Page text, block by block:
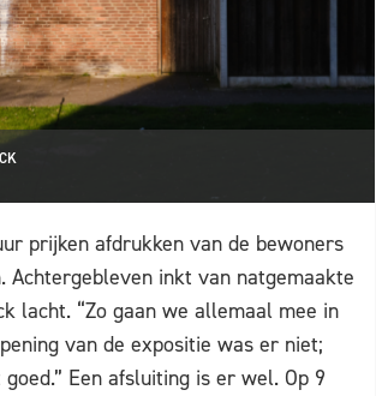
prijken afdrukken van de bewoners
Achtergebleven inkt van natgemaakte
lacht. “Zo gaan we allemaal mee in
van de expositie was er niet;
Een afsluiting is er wel. Op 9